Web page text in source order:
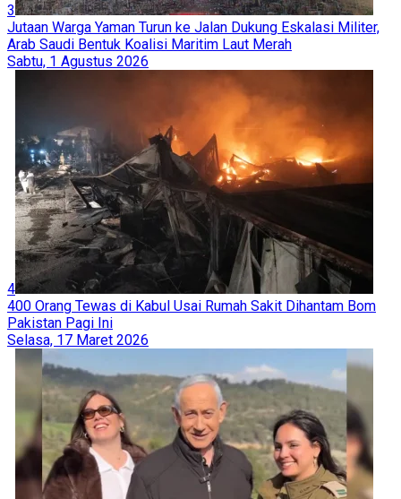
3
Jutaan Warga Yaman Turun ke Jalan Dukung Eskalasi Militer,
Arab Saudi Bentuk Koalisi Maritim Laut Merah
Sabtu, 1 Agustus 2026
4
400 Orang Tewas di Kabul Usai Rumah Sakit Dihantam Bom
Pakistan Pagi Ini
Selasa, 17 Maret 2026